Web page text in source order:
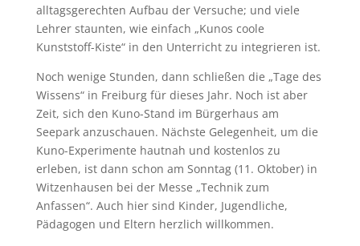
alltagsgerechten Aufbau der Versuche; und viele
Lehrer staunten, wie einfach „Kunos coole
Kunststoff-Kiste“ in den Unterricht zu integrieren ist.
Noch wenige Stunden, dann schließen die „Tage des
Wissens“ in Freiburg für dieses Jahr. Noch ist aber
Zeit, sich den Kuno-Stand im Bürgerhaus am
Seepark anzuschauen. Nächste Gelegenheit, um die
Kuno-Experimente hautnah und kostenlos zu
erleben, ist dann schon am Sonntag (11. Oktober) in
Witzenhausen bei der Messe „Technik zum
Anfassen“. Auch hier sind Kinder, Jugendliche,
Pädagogen und Eltern herzlich willkommen.